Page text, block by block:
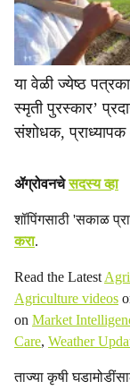
या वेळी ज्येष्ठ
स्मृती पुरस्कार’
संशोधक, प्राध्यापक
ॲग्रोवनचेसदस्य व्हा
शॉपिंगसाठी 'सकाळ
करा.
Read the Latest
Agriculture videos
on Market
Care, Weather
ताज्या कृषी